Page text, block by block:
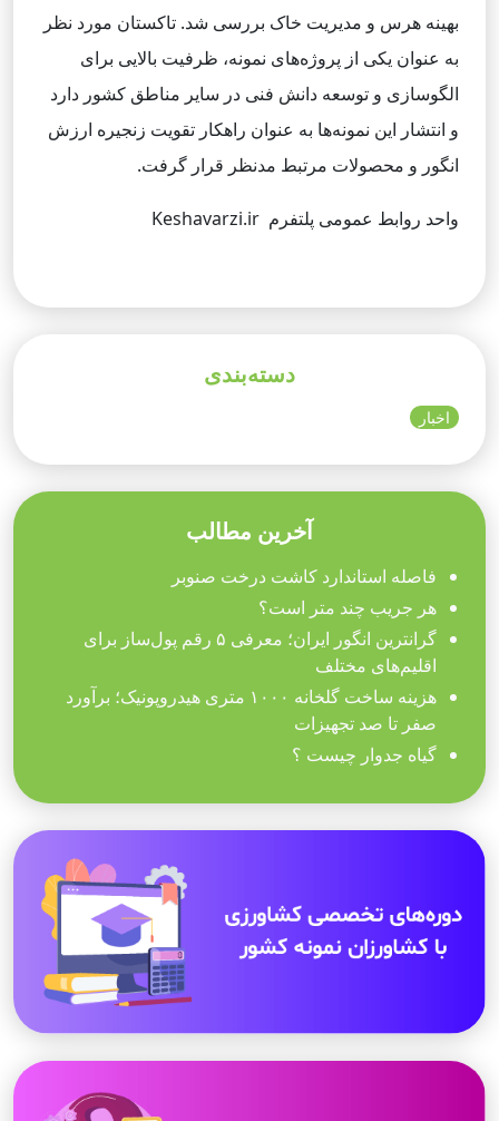
بهینه هرس و مدیریت خاک بررسی شد. تاکستان مورد نظر
به عنوان یکی از پروژه‌های نمونه، ظرفیت بالایی برای
الگوسازی و توسعه دانش فنی در سایر مناطق کشور دارد
و انتشار این نمونه‌ها به عنوان راهکار تقویت زنجیره ارزش
انگور و محصولات مرتبط مدنظر قرار گرفت.
واحد روابط عمومی پلتفرم Keshavarzi.ir
دسته‌بندی
اخبار
آخرین مطالب
فاصله استاندارد کاشت درخت صنوبر
هر جریب چند متر است؟
گرانترین انگور ایران؛ معرفی ۵ رقم پول‌ساز برای
اقلیم‌های مختلف
هزینه ساخت گلخانه ۱۰۰۰ متری هیدروپونیک؛ برآورد
صفر تا صد تجهیزات
گیاه جدوار چیست ؟